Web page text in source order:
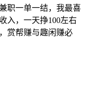
职一单一结，我最喜
入，一天挣100左右
赏帮赚与趣闲赚必